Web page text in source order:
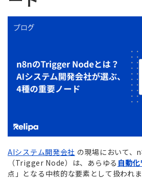
AIシステム開発会社 の現場において、
（Trigger Node）は、あらゆる 自動
点」となる中核的な要素として扱われま